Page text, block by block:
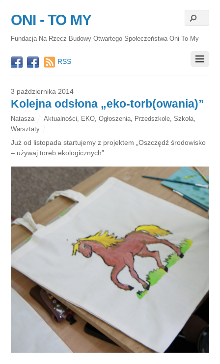
ONI - TO MY
Fundacja Na Rzecz Budowy Otwartego Społeczeństwa Oni To My
RSS
3 października 2014
Kolejna odsłona „eko-torb(owania)”
Natasza Aktualności EKO Ogłoszenia Przedszkole Szkoła
Warsztaty
Już od listopada startujemy z projektem „Oszczędź środowisko
– używaj toreb ekologicznych”.